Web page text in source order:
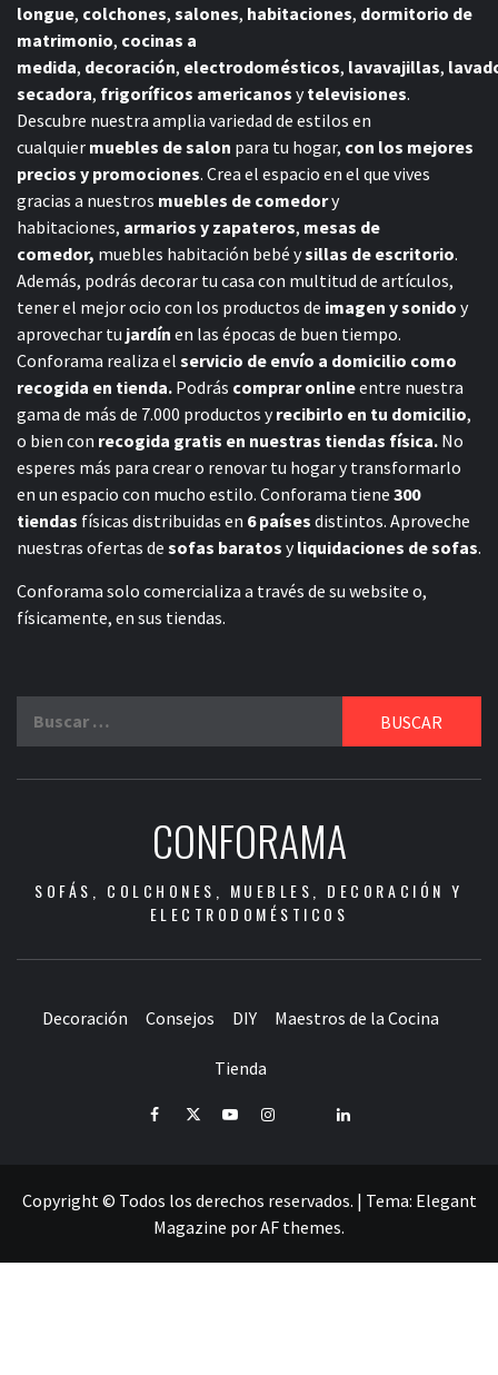
longue, colchones, salones, habitaciones, dormitorio de
matrimonio, cocinas a
medida, decoración, electrodomésticos, lavavajillas,
secadora, frigoríficos americanos ytelevisiones.
Descubre nuestra amplia variedad de estilos en
cualquier muebles de salon para tu hogar, con los mejores
precios y promociones. Crea el espacio en el que vives
gracias a nuestros muebles de comedory
habitaciones, armarios y zapateros, mesas de
comedor, muebles habitación bebé ysillas de escritorio.
Además, podrás decorar tu casa con multitud de artículos,
tener el mejor ocio con los productos de imagen y sonido y
aprovechar tu jardín en las épocas de buen tiempo.
Conforama realiza el servicio de envío a domicilio como
recogida en tienda. Podrás comprar onlineentre nuestra
gama de más de 7.000 productos yrecibirlo en tu domicilio,
o bien con recogida gratis en nuestras tiendas física. No
esperes más para crear o renovar tu hogar y transformarlo
en un espacio con mucho estilo. Conforama tiene 300
tiendas físicas distribuidas en 6 países distintos. Aproveche
nuestras ofertas de sofas baratos yliquidaciones de sofas.
Conforama solo comercializa a través de su website o,
físicamente, en sus tiendas.
CONFORAMA
SOFÁS, COLCHONES, MUEBLES, DECORACIÓN Y
ELECTRODOMÉSTICOS
Decoración Consejos DIY Maestros de la Cocina
Tienda
FacebookTwitterYoutubeInstagramPinterestLinkedIn
Copyright © Todos los derechos reservados. | Tema: Elegant
Magazine porAF themes.